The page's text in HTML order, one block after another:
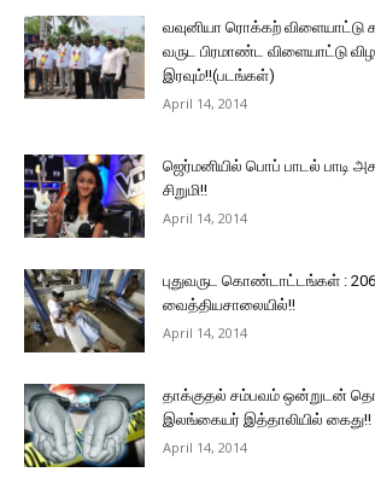
வவுனியா ரொக்கற் விளையாட்டு
வருட பிரமாண்ட விளையாட்டு
இரவும்!!(படங்கள்)
April 14, 2014
ஜெர்மனியில் பொப் பாடல் பாடி
சிறுமி!!
April 14, 2014
புதுவருட கொண்டாட்டங்கள் : 206
வைத்தியசாலையில்!!
April 14, 2014
தாக்குதல் சம்பவம் ஒன்றுடன்
இலங்கையர் இத்தாலியில் கைது!!
April 14, 2014